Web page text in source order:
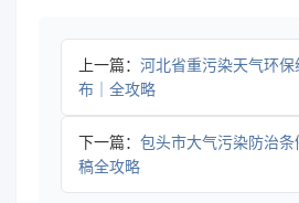
上一篇： 河北省重污染天气环
布｜全攻略
下一篇： 包头市大气污染防治
稿全攻略